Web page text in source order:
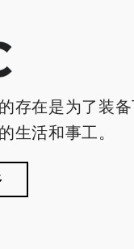
存在是为了装
生活和事工。